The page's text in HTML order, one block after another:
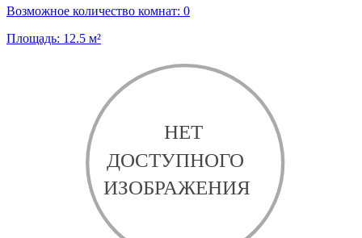
Возможное количество комнат: 0
Площадь: 12.5 м²